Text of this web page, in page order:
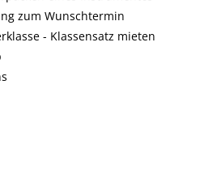
zum Wunschtermin
- Klassensatz mieten